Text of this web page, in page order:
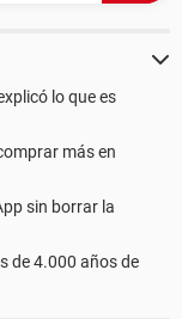
lo que es
más en
sin borrar la
de 4.000 años de